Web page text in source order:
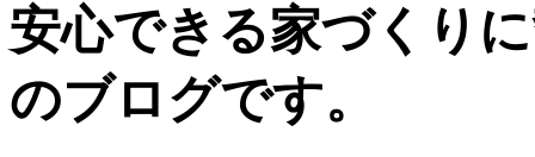
安心できる家づくり
のブログです。